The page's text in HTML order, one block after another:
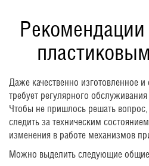
Рекомендации
Даже качественно изготовленное
требует регулярного
Чтобы не пришлось решать вопрос,
следить за техническим
изменения в работе механизмов
Можно выделить следующие